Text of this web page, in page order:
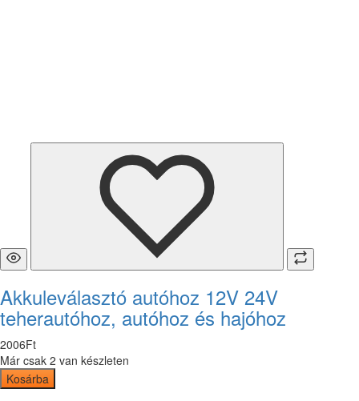
Akkuleválasztó autóhoz 12V 24V
teherautóhoz, autóhoz és hajóhoz
2006Ft
Már csak 2 van készleten
Kosárba